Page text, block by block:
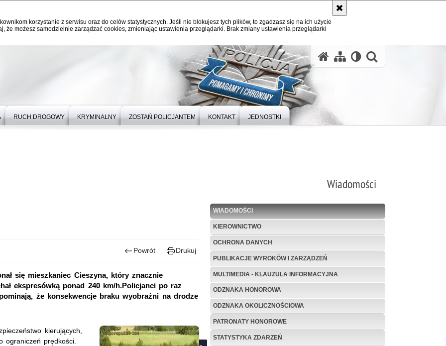
korzystanie z serwisu oraz do celów statystycznych. Jeśli nie blokujesz tych plików, to zgadzasz się na ich użycie
że możesz samodzielnie zarządzać cookies, zmieniając ustawienia przeglądarki. Brak zmiany ustawienia przeglądarki
RUCH DROGOWY KRYMINALNY ZOSTAŃ POLICJANTEM KONTAKT JEDNOSTKI
Wiadomości
WIADOMOŚCI
KIEROWNICTWO
OCHRONA DANYCH
PUBLIKACJE WYROKÓW I ZARZĄDZEŃ
MULTIMEDIA - KLAUZULA INFORMACYJNA
ODZNAKA HONOROWA
ODZNAKA OKOLICZNOŚCIOWA
PATRONATY HONOROWE
STATYSTYKA ZDARZEŃ
Powrót Drukuj
się mieszkaniec Cieszyna, który znacznie
ekspresówką ponad 240 km/h.Policjanci po raz
że konsekwencje braku wyobraźni na drodze
kierujących,
ograniczeń prędkości.